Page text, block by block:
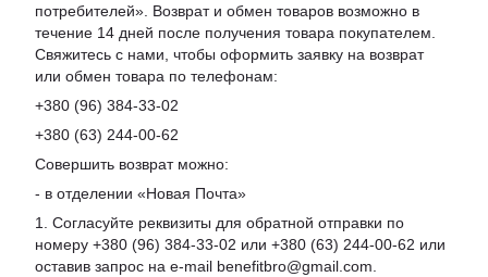
потребителей». Возврат и обмен товаров возможно в
течение 14 дней после получения товара покупателем.
Свяжитесь с нами, чтобы оформить заявку на возврат
или обмен товара по телефонам:
+380 (96) 384-33-02
+380 (63) 244-00-62
Совершить возврат можно:
- в отделении «Новая Почта»
1. Согласуйте реквизиты для обратной отправки по
номеру +380 (96) 384-33-02 или +380 (63) 244-00-62 или
оставив запрос на e-mail benefitbro@gmail.com.